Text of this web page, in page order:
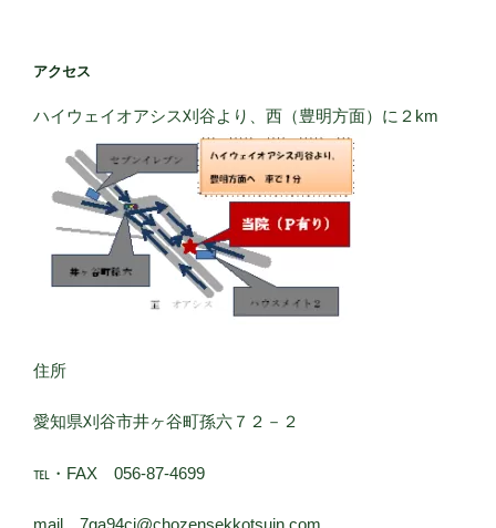
アクセス
ハイウェイオアシス刈谷より、西（豊明方面）に２km
住所
愛知県刈谷市井ヶ谷町孫六７２－２
℡・FAX 056-87-4699